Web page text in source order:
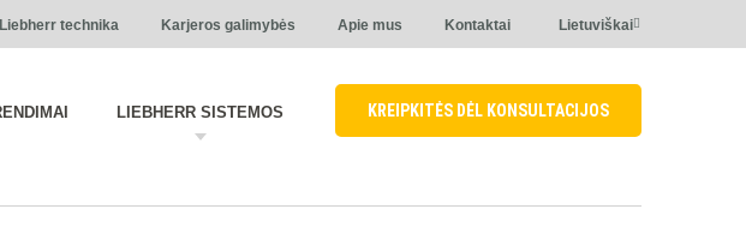
technika Karjeros galimybės Apie mus Kontaktai Lietuviškai
LIEBHERR SISTEMOS KREIPKITĖS DĖL KONSULTACIJOS